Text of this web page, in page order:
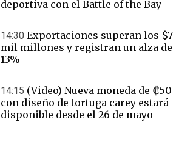
deportiva con el Battle of the Bay
14:30 Exportaciones superan los $7
mil millones y registran un alza de
13%
14:15 (Video) Nueva moneda de ₡50
con diseño de tortuga carey estará
disponible desde el 26 de mayo